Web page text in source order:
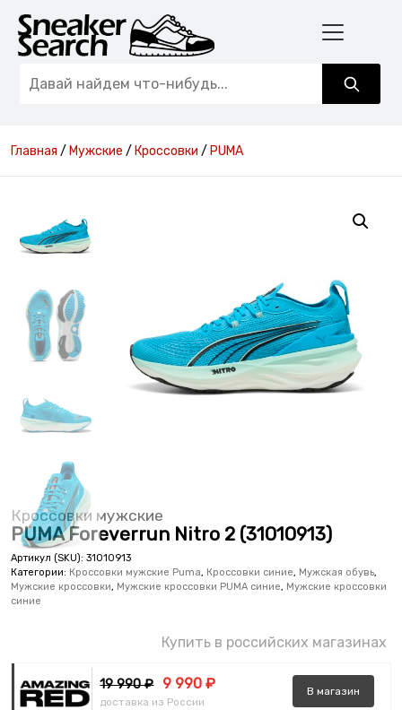
Главная / Мужские / Кроссовки / PUMA
Кроссовки мужские
PUMA Foreverrun Nitro 2 (31010913)
Артикул (SKU): 31010913
Категории: Кроссовки мужские Puma, Кроссовки синие, Мужская обувь,
Мужские кроссовки, Мужские кроссовки PUMA синие, Мужские кроссовки
синие
Купить в российских магазинах
19 990 ₽ 9 990 ₽
доставка из России
В магазин